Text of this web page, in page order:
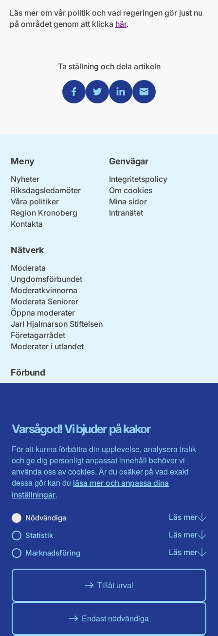
Varsågod! Vi bjuder på kakor
För att kunna förbättra din upplevelse, analysera trafik
och ge dig personligt anpassat innehåll behöver vi
använda oss av cookies. Är du osäker på vad exakt
dessa gör kan du läsa mer och anpassa dina
inställningar.
Nödvändiga Läs merom
Statistik Läs merom
Marknadsföring Läs merom
Tillåt urval
Endast nödvändiga
Läs mer om vår politik och vad regeringen gör just nu
på området genom att klicka här.
Ta ställning och dela artikeln
Dela via Facebook
Dela via Twitter
Dela via Linkedin
Dela via Mail
Meny
Nyheter
Riksdagsledamöter
Våra politiker
Region Kronoberg
Kontakta
Genvägar
Integritetspolicy
Om cookies
Mina sidor
Intranätet
Nätverk
Moderata
Ungdomsförbundet
Moderatkvinnorna
Moderata Seniorer
Öppna moderater
Jarl Hjalmarson Stiftelsen
Företagarrådet
Moderater i utlandet
Förbund
Gävleborg
Halland
Jämtlands län
Jönköpings län
Kalmar län
Kronobergs län
Norrbotten
Skåne län
Värmlands län
Västerbotten
Västra Götaland
Västernorrland
Västmanland
Örebro län
Östergötland
Du hittar oss här på sociala medier
Facebook
Instagram